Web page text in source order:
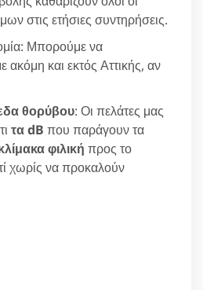
στις ετήσιες συντηρήσεις.
Μπορούμε να
ακόμη και εκτός Αττικής, αν
θορύβου: Οι πελάτες μας
τα dB που παράγουν τα
φιλική προς το
χωρίς να προκαλούν